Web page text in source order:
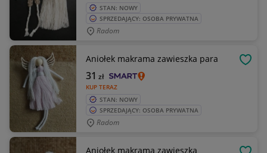
STAN: NOWY
SPRZEDAJĄCY: OSOBA PRYWATNA
Radom
Aniołek makrama zawieszka para
KUP TERAZ
31 zł
STAN: NOWY
SPRZEDAJĄCY: OSOBA PRYWATNA
Radom
Aniołek makrama zawieszka